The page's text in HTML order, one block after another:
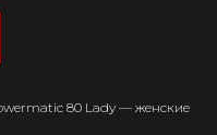
80 Lady — женские